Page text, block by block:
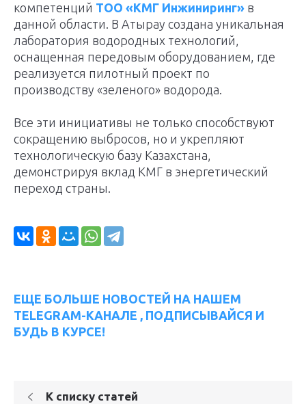
компетенций ТОО «КМГ Инжиниринг» в
данной области. В Атырау создана уникальная
лаборатория водородных технологий,
оснащенная передовым оборудованием, где
реализуется пилотный проект по
производству «зеленого» водорода.
Все эти инициативы не только способствуют
сокращению выбросов, но и укрепляют
технологическую базу Казахстана,
демонстрируя вклад КМГ в энергетический
переход страны.
ЕЩЕ БОЛЬШЕ НОВОСТЕЙ НА НАШЕМ
TELEGRAM-КАНАЛЕ , ПОДПИСЫВАЙСЯ И
БУДЬ В КУРСЕ!
К списку статей